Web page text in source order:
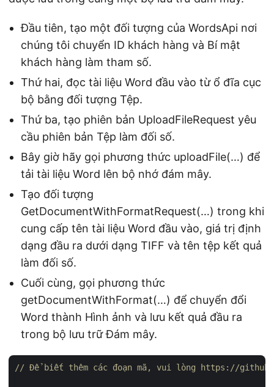
Đầu tiên, tạo một đối tượng của WordsApi nơi
chúng tôi chuyển ID khách hàng và Bí mật
khách hàng làm tham số.
Thứ hai, đọc tài liệu Word đầu vào từ ổ đĩa cục
bộ bằng đối tượng Tệp.
Thứ ba, tạo phiên bản UploadFileRequest yêu
cầu phiên bản Tệp làm đối số.
Bây giờ hãy gọi phương thức uploadFile(…) để
tải tài liệu Word lên bộ nhớ đám mây.
Tạo đối tượng
GetDocumentWithFormatRequest(…) trong khi
cung cấp tên tài liệu Word đầu vào, giá trị định
dạng đầu ra dưới dạng TIFF và tên tệp kết quả
làm đối số.
Cuối cùng, gọi phương thức
getDocumentWithFormat(…) để chuyển đổi
Word thành Hình ảnh và lưu kết quả đầu ra
trong bộ lưu trữ Đám mây.
// Để biết thêm các đoạn mã, vui lòng https://